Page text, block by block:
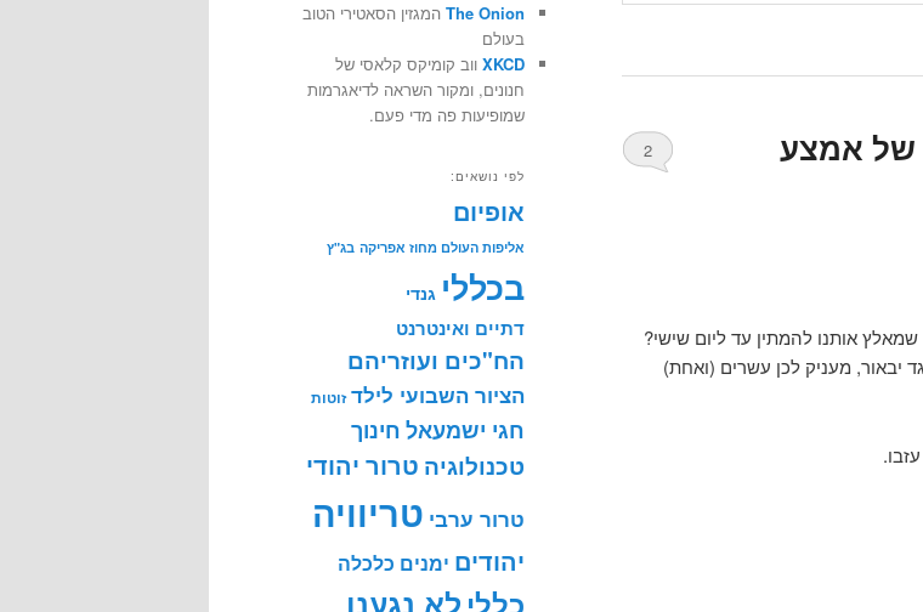
טריוויה של אמצע
2
אותנו להמתין עד ליום שישי?
יבאור, מעניק לכן עשרים (ואחת)
The Onion המגזין הסאטירי הטוב
בעולם
XKCD ווב קומיקס קלאסי של
חנונים, ומקור השראה לדיאגרמות
שמופיעות פה מדי פעם.
לפי נושאים:
אופיום
אליפות העולם מחוז אפריקה בג"ץ
בכללי גנדי
דתיים ואינטרנט
הח"כים ועוזריהם
הציור השבועי לילד זוטות
חגי ישמעאל חינוך
טכנולוגיה טרור יהודי
טרור ערבי טריוויה
יהודים ימנים כלכלה
כללי לא נגענו